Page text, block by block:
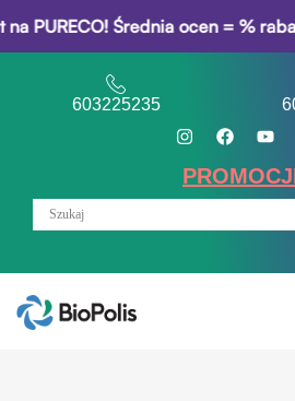
Średnia ocen = % rabatu.
603225235